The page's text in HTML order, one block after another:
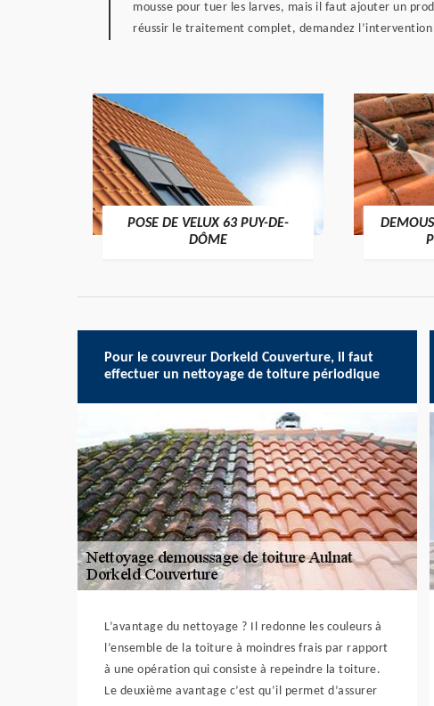
mousse pour tuer les larves, mais il faut ajouter un
réussir le traitement complet, demandez
POSE DE VELUX 63 PUY-DE-
DÔME
Pour le couvreur Dorkeld Couverture, il faut
effectuer un nettoyage de toiture périodique
L’avantage du nettoyage ? Il redonne les couleurs à
l’ensemble de la toiture à moindres frais par rapport
à une opération qui consiste à repeindre la toiture.
Le deuxième avantage c’est qu’il permet d’assurer